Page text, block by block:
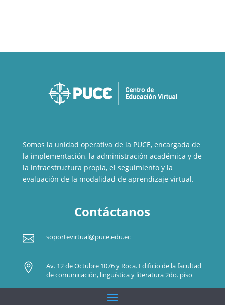
Somos la unidad operativa de la PUCE, encargada de
la implementación, la administración académica y de
la infraestructura propia, el seguimiento y la
evaluación de la modalidad de aprendizaje virtual.
Contáctanos
 soportevirtual@puce.edu.ec

Av. 12 de Octubre 1076 y Roca. Edificio de la facultad
de comunicación, lingüística y literatura 2do. piso